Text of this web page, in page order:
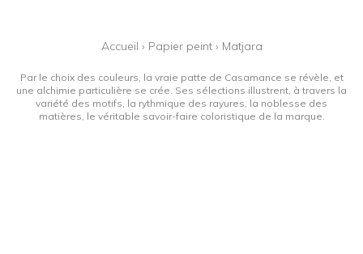
Accueil › Papier peint› Matjara
Par le choix des couleurs, la vraie patte de Casamance se révèle, et
une alchimie particulière se crée. Ses sélections illustrent, à travers la
variété des motifs, la rythmique des rayures, la noblesse des
matières, le véritable savoir-faire coloristique de la marque.